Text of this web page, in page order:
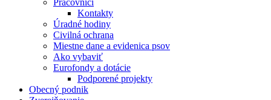
Pracovníci
Kontakty
Úradné hodiny
Civilná ochrana
Miestne dane a evidenica psov
Ako vybaviť
Eurofondy a dotácie
Podporené projekty
Obecný podnik